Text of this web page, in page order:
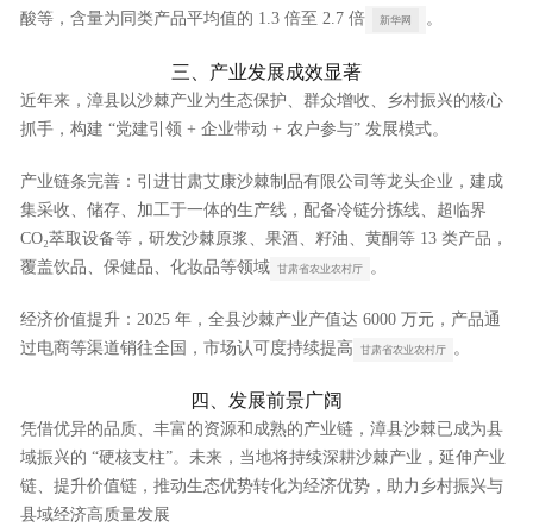
酸等，含量为同类产品平均值的 1.3 倍至 2.7 倍
新华网 。
三、产业发展成效显著
近年来，漳县以沙棘产业为生态保护、群众增收、乡村振兴的核心
抓手，构建 “党建引领 + 企业带动 + 农户参与” 发展模式。
产业链条完善：引进甘肃艾康沙棘制品有限公司等龙头企业，建成
集采收、储存、加工于一体的生产线，配备冷链分拣线、超临界
CO₂萃取设备等，研发沙棘原浆、果酒、籽油、黄酮等 13 类产品，
覆盖饮品、保健品、化妆品等领域
甘肃省农业农村厅 。
经济价值提升：2025 年，全县沙棘产业产值达 6000 万元，产品通
过电商等渠道销往全国，市场认可度持续提高
甘肃省农业农村厅 。
四、发展前景广阔
凭借优异的品质、丰富的资源和成熟的产业链，漳县沙棘已成为县
域振兴的 “硬核支柱”。未来，当地将持续深耕沙棘产业，延伸产业
链、提升价值链，推动生态优势转化为经济优势，助力乡村振兴与
县域经济高质量发展